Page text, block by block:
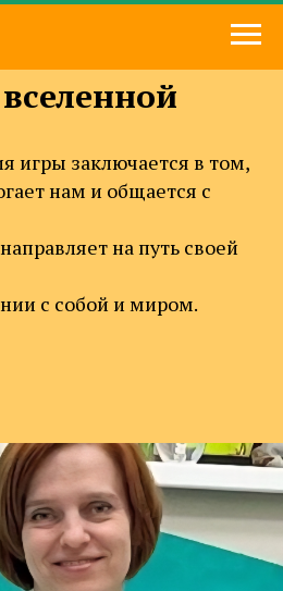
игры заключается в том,
нам и общается с
на путь своей
с собой и миром.